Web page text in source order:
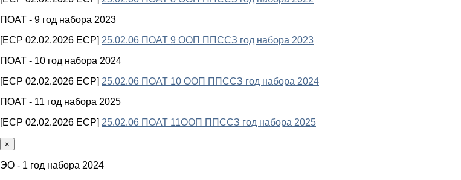
ПОАТ - 9 год набора 2023
[ECP 02.02.2026 ECP] 25.02.06 ПОАТ 9 ООП ППССЗ год набора 2023
ПОАТ - 10 год набора 2024
[ECP 02.02.2026 ECP] 25.02.06 ПОАТ 10 ООП ППССЗ год набора 2024
ПОАТ - 11 год набора 2025
[ECP 02.02.2026 ECP] 25.02.06 ПОАТ 11ООП ППССЗ год набора 2025
×
ЭО - 1 год набора 2024